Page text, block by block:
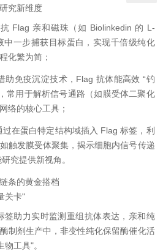
究新维度
抗 Flag 亲和磁珠（如 Biolinkedin 的 L-
中一步捕获目标蛋白，实现千倍级纯化
化繁为简；
助免疫沉淀技术，Flag 抗体能高效 “钓
常用于解析信号通路（如膜受体二聚化
络的核心工具；
过在蛋白特定结构域插入 Flag 标签，利
触发膜受体聚集，揭示细胞内信号传递
究提供新视角。
条的黄金搭档
关卡"
签助力实时监测重组抗体表达，亲和纯
制剂生产中，非变性纯化保留酶催化活
工具"。